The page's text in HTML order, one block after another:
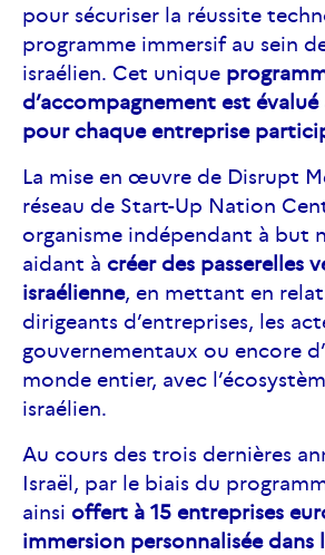
pour sécuriser la réussite
programme immersif au sein
israélien. Cet unique
d’accompagnement est évalué
pour chaque entreprise
La mise en œuvre de Disrupt
réseau de Start-Up Nation
organisme indépendant à but
aidant à créer des passerelles
israélienne, en mettant en
dirigeants d’entreprises, les
gouvernementaux ou encore
monde entier, avec
israélien.
Au cours des trois dernières
Israël, par le biais du
ainsi offert à 15 entreprises
immersion personnalisée dans